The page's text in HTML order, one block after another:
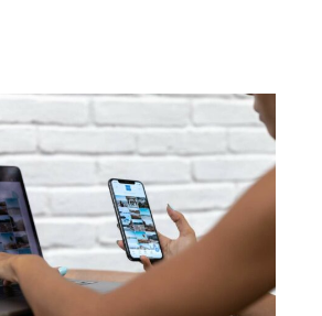
Top 3 platforme til at
finde idéer til
brugergenereret
indhold (UGC)